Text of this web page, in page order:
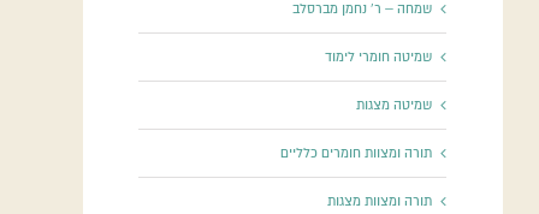
שמחה – ר' נחמן מברסלב
שמיטה חומרי לימוד
שמיטה מצגות
תורה ומצוות חומרים כלליים
תורה ומצוות מצגות